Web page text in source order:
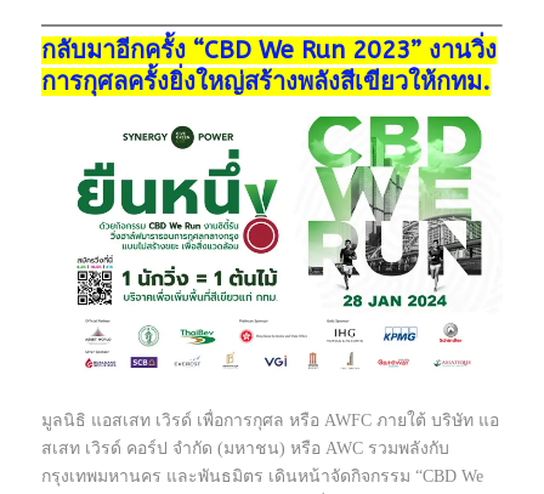
กลับมาอีกครั้ง “CBD We Run 2023” งานวิ่ง
การกุศลครั้งยิ่งใหญ่สร้างพลังสีเขียวให้กทม.
มูลนิธิ แอสเสท เวิรด์ เพื่อการกุศล หรือ AWFC ภายใต้ บริษัท แอ
สเสท เวิรด์ คอร์ป จำกัด (มหาชน) หรือ AWC รวมพลังกับ
กรุงเทพมหานคร และพันธมิตร เดินหน้าจัดกิจกรรม “CBD We